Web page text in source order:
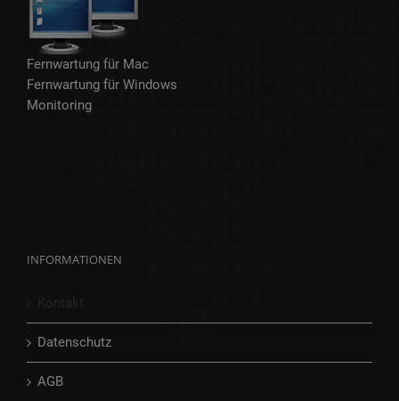
Fernwartung für Mac
Fernwartung für Windows
Monitoring
INFORMATIONEN
Kontakt
Datenschutz
AGB